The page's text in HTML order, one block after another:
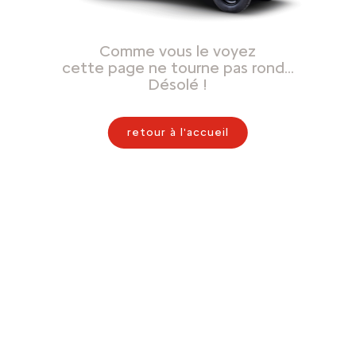
Comme vous le voyez
cette page ne tourne pas rond…
Désolé !
retour à l'accueil